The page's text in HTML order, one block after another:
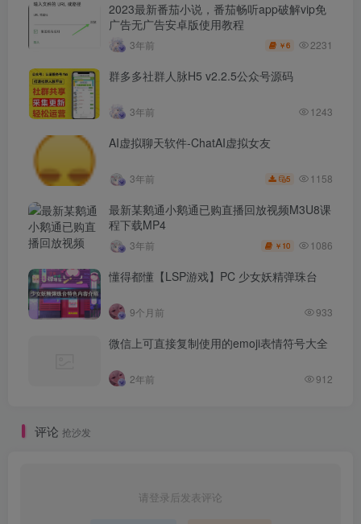
2023最新番茄小说，番茄畅听app破解vip免
广告无广告安卓版使用教程
3年前 ￥6 2231
群多多社群人脉H5 v2.2.5公众号源码
3年前 1243
AI虚拟聊天软件-ChatAI虚拟女友
3年前 5 1158
最新某鹅通小鹅通已购直播回放视频M3U8课
程下载MP4
3年前 ￥ 10 1086
懂得都懂【LSP游戏】PC 少女妖精弹珠台
9个月前 933
微信上可直接复制使用的emoji表情符号大全
2年前 912
评论 抢沙发
请登录后发表评论